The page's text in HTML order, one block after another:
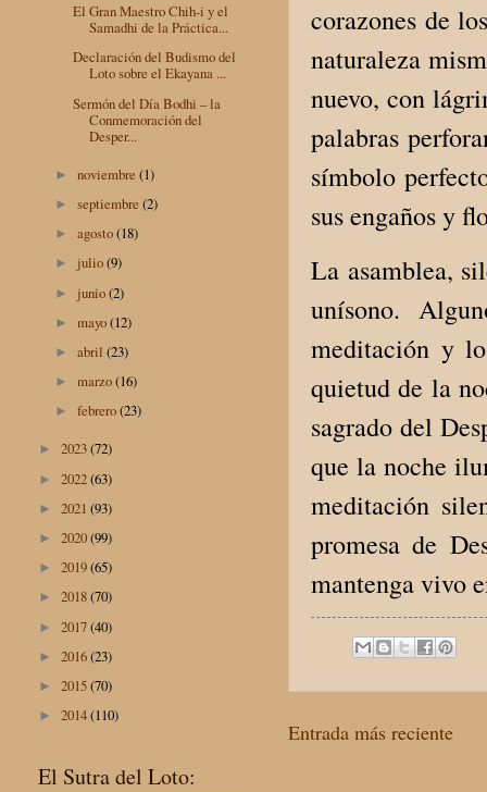
corazones de
naturaleza
nuevo, con
palabras
símbolo
sus engaños y
La asamblea,
unísono.
meditación y
quietud de la
sagrado del
que la noche
meditación
promesa de
mantenga vivo
Entrada más reciente
El Gran Maestro Chih-i y el
Samadhi de la Práctica...
Declaración del Budismo del
Loto sobre el Ekayana ...
Sermón del Día Bodhi – la
Conmemoración del
Desper...
►noviembre(1)
►septiembre(2)
►agosto(18)
► julio(9)
► junio(2)
►mayo(12)
►abril(23)
►marzo(16)
►febrero(23)
► 2023(72)
► 2022(63)
► 2021 (93)
► 2020(99)
► 2019(65)
► 2018(70)
► 2017(40)
► 2016(23)
► 2015(70)
► 2014(110)
El Sutra del Loto: